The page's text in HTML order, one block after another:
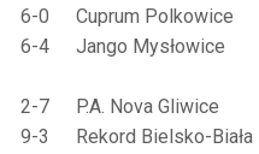
6-0
Cuprum Polkowice
6-4 Jango Mysłowice
2-7
P.A. Nova Gliwice
9-3
Rekord Bielsko-Biała